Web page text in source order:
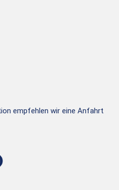
empfehlen wir eine Anfahrt